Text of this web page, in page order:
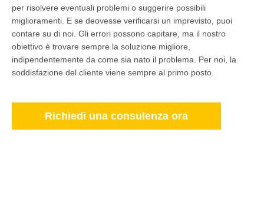
per risolvere eventuali problemi o suggerire possibili
miglioramenti. E se deovesse verificarsi un imprevisto, puoi
contare su di noi. Gli errori possono capitare, ma il nostro
obiettivo è trovare sempre la soluzione migliore,
indipendentemente da come sia nato il problema. Per noi, la
soddisfazione del cliente viene sempre al primo posto.
Richiedi una consulenza ora